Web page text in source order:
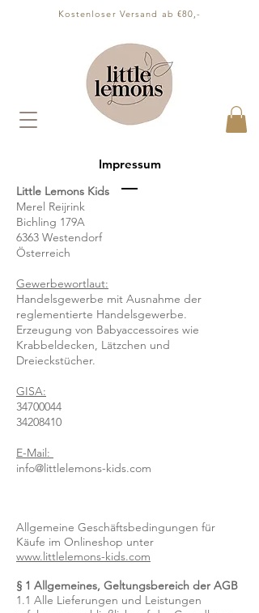
Kostenloser Versand ab €80,-
Impressum
Little Lemons Kids
Merel Reijrink
Bichling 179A
6363 Westendorf
Österreich
Gewerbewortlaut:
Handelsgewerbe mit Ausnahme der
reglementierte Handelsgewerbe.
Erzeugung von Babyaccessoires wie
Krabbeldecken, Lätzchen und
Dreieckstücher.
GISA:
34700044
34208410
E-Mail:
info@littlelemons-kids.com
Allgemeine Geschäftsbedingungen für
Käufe im Onlineshop unter
www.littlelemons-kids.com
§ 1 Allgemeines, Geltungsbereich der AGB
1.1 Alle Lieferungen und Leistungen